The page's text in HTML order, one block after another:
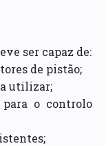
ser capaz de:
de pistão;
a utilizar;
para o controlo